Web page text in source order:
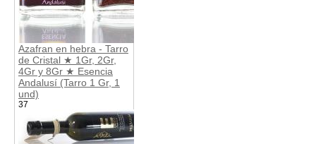
Azafran en hebra - Tarro
de Cristal ★ 1Gr, 2Gr,
4Gr y 8Gr ★ Esencia
Andalusí (Tarro 1 Gr, 1
und)
37